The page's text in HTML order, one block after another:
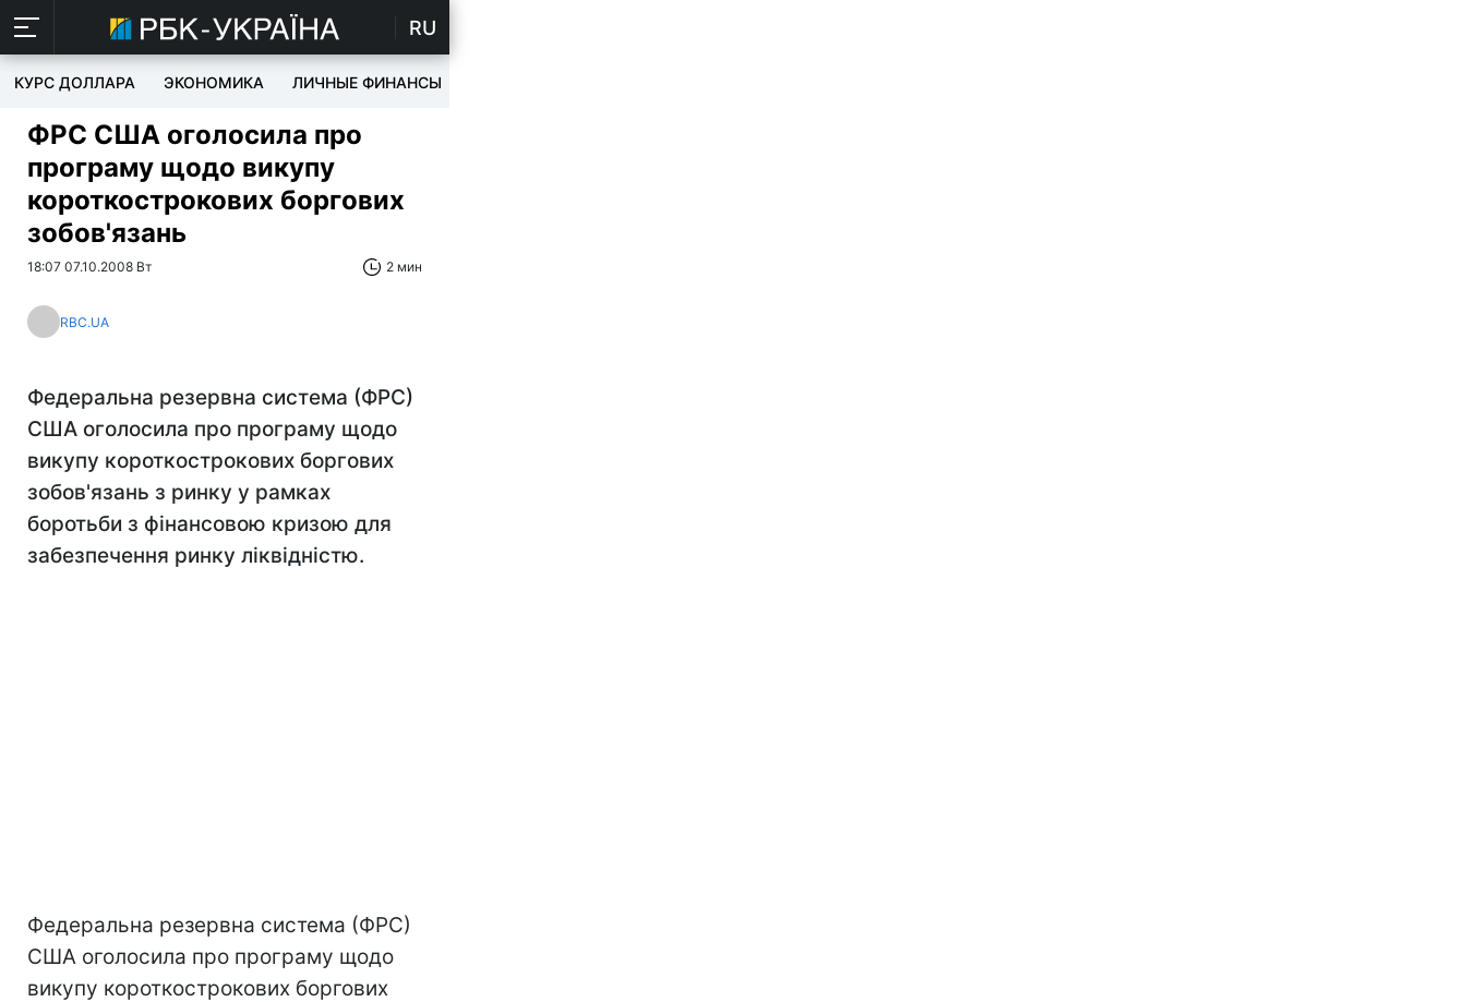
RU
КУРС ДОЛЛАРА ЭКОНОМИКА ЛИЧНЫЕ ФИНАНСЫ
ФРС США оголосила про
програму щодо викупу
короткострокових боргових
зобов'язань
18:07 07.10.2008 Вт 2 мин
RBC.UA
Федеральна резервна система (ФРС)
США оголосила про програму щодо
викупу короткострокових боргових
зобов'язань з ринку у рамках
боротьби з фінансовою кризою для
забезпечення ринку ліквідністю.
Федеральна резервна система (ФРС)
США оголосила про програму щодо
викупу короткострокових боргових